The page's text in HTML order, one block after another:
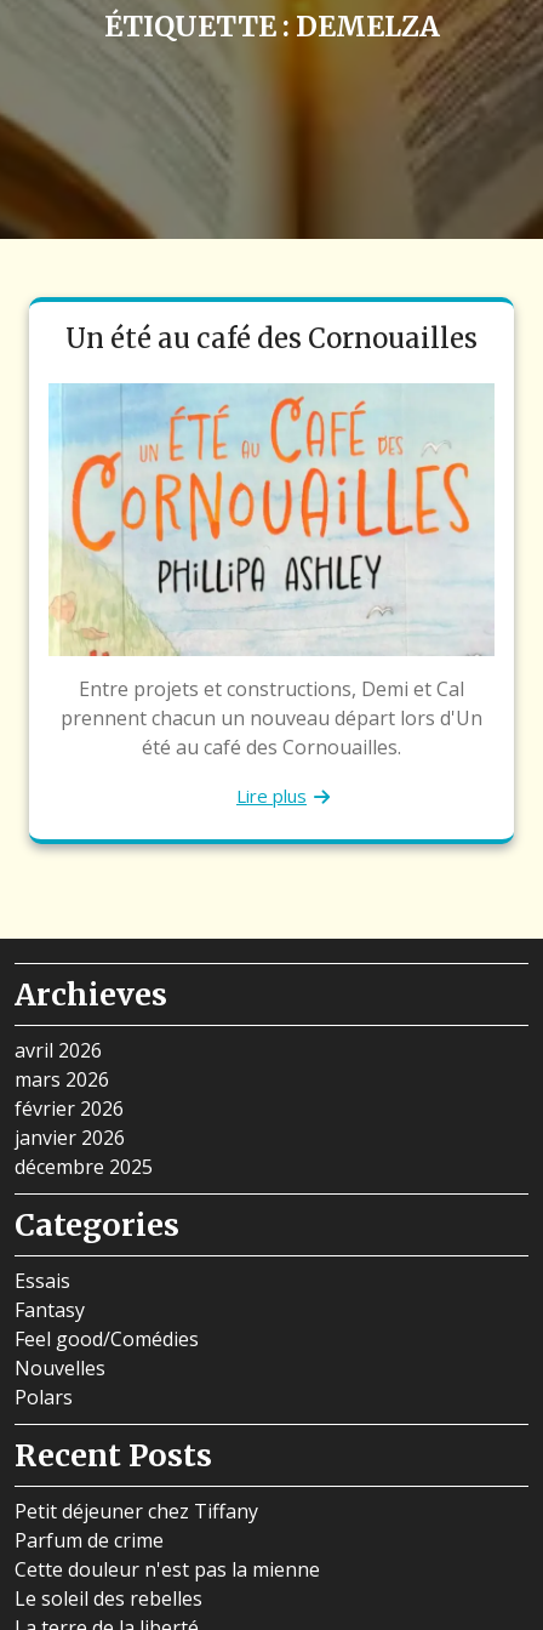
ÉTIQUETTE : DEMELZA
Un été au café des Cornouailles
Entre projets et constructions, Demi et Cal
prennent chacun un nouveau départ lors d'Un
été au café des Cornouailles.
Lire plus
Archieves
avril 2026
mars 2026
février 2026
janvier 2026
décembre 2025
Categories
Essais
Fantasy
Feel good/Comédies
Nouvelles
Polars
Recent Posts
Petit déjeuner chez Tiffany
Parfum de crime
Cette douleur n'est pas la mienne
Le soleil des rebelles